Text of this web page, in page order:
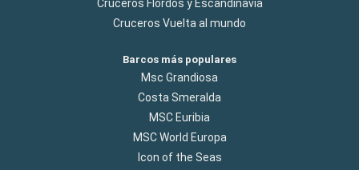
Cruceros Flordos y Escandinavia
Cruceros Vuelta al mundo
Barcos más populares
Msc Grandiosa
Costa Smeralda
MSC Euribia
MSC World Europa
Icon of the Seas